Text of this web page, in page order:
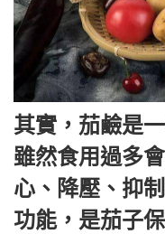
其實，茄鹼是
雖然食用過多
心、降壓、抑
功能，是茄子